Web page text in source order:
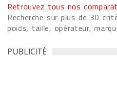
Retrouvez tous nos
Recherche sur plus de 30
poids, taille, opérateur,
PUBLICITÉ